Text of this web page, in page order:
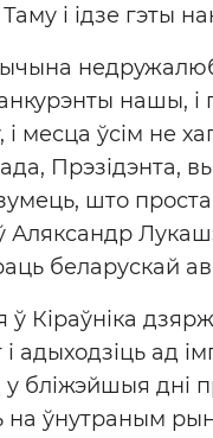
і ідзе гэты
нашы, і
і месца ўсім не
Прэзідэнта,
што
Аляксандр
беларускай
ў Кіраўніка
адыходзіць ад
у бліжэйшыя
ўнутраным